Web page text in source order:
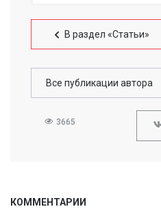
В раздел «Статьи»
Все публикации автора
3665
КОММЕНТАРИИ